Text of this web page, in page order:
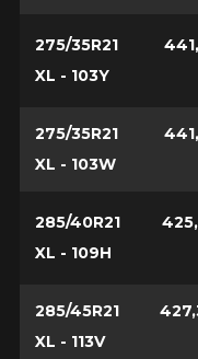
275/35R21
XL - 103Y
275/35R21
XL - 103W
285/40R21
XL - 109H
285/45R21
XL - 113V